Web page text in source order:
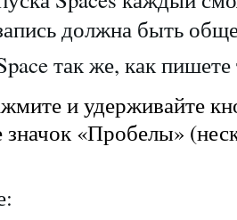
должна быть
так же, как пишете
и удерживайте
«Пробелы»